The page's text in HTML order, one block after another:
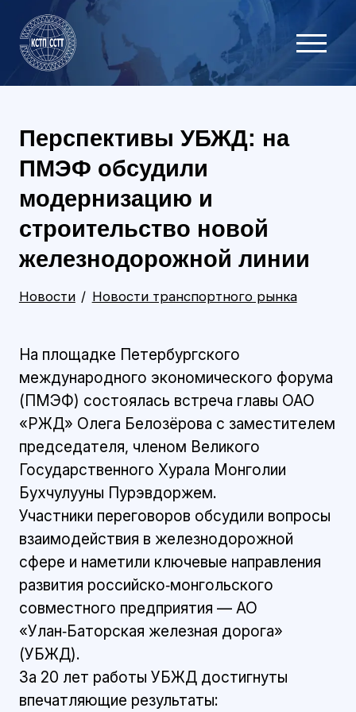
Перспективы УБЖД: на
ПМЭФ обсудили
модернизацию и
строительство новой
железнодорожной линии
Новости Новости транспортного рынка
На площадке Петербургского
международного экономического форума
(ПМЭФ) состоялась встреча главы ОАО
«РЖД» Олега Белозёрова с заместителем
председателя, членом Великого
Государственного Хурала Монголии
Бухчулууны Пурэвдоржем.
Участники переговоров обсудили вопросы
взаимодействия в железнодорожной
сфере и наметили ключевые направления
развития российско‑монгольского
совместного предприятия — АО
«Улан‑Баторская железная дорога»
(УБЖД).
За 20 лет работы УБЖД достигнуты
впечатляющие результаты: